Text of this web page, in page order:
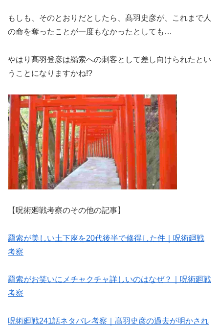
もしも、そのとおりだとしたら、髙羽史彦が、これまで人
の命を奪ったことが一度もなかったとしても…
やはり髙羽登彦は羂索への刺客として差し向けられたとい
うことになりますかね!?
【呪術廻戦考察のその他の記事】
羂索が美しい土下座を20代後半で修得した件｜呪術廻戦
考察
羂索がお笑いにメチャクチャ詳しいのはなぜ？｜呪術廻戦
考察
呪術廻戦241話ネタバレ考察｜髙羽史彦の過去が明かされ